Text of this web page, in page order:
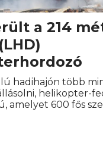
a 214
hadihajón több
helikopter-
amelyet 600 fős